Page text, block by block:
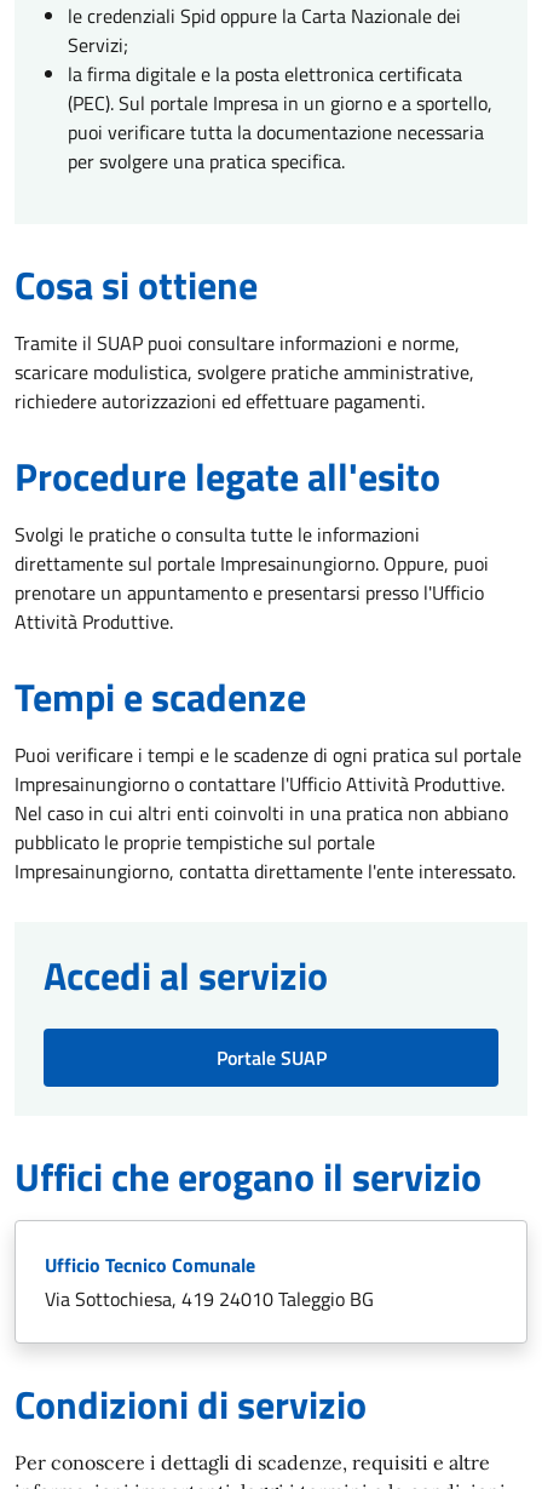
le credenziali Spid oppure la Carta Nazionale dei
Servizi;
la firma digitale e la posta elettronica certificata
(PEC). Sul portale Impresa in un giorno e a sportello,
puoi verificare tutta la documentazione necessaria
per svolgere una pratica specifica.
Cosa si ottiene
Tramite il SUAP puoi consultare informazioni e norme,
scaricare modulistica, svolgere pratiche amministrative,
richiedere autorizzazioni ed effettuare pagamenti.
Procedure legate all'esito
Svolgi le pratiche o consulta tutte le informazioni
direttamente sul portale Impresainungiorno. Oppure, puoi
prenotare un appuntamento e presentarsi presso l'Ufficio
Attività Produttive.
Tempi e scadenze
Puoi verificare i tempi e le scadenze di ogni pratica sul portale
Impresainungiorno o contattare l'Ufficio Attività Produttive.
Nel caso in cui altri enti coinvolti in una pratica non abbiano
pubblicato le proprie tempistiche sul portale
Impresainungiorno, contatta direttamente l'ente interessato.
Accedi al servizio
Portale SUAP
Uffici che erogano il servizio
Ufficio Tecnico Comunale
Via Sottochiesa, 419 24010 Taleggio BG
Condizioni di servizio
Per conoscere i dettagli di scadenze, requisiti e altre